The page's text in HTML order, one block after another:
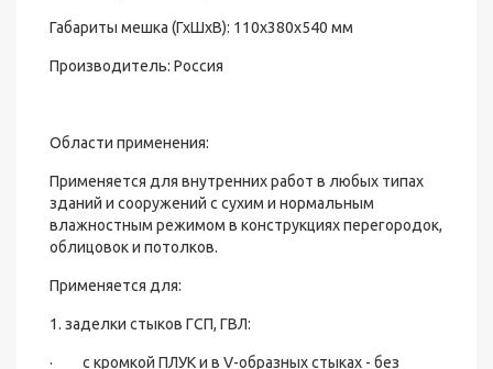
Габариты мешка (ГхШхВ): 110х380х540 мм
Производитель: Россия
Области применения:
Применяется для внутренних работ в любых типах
зданий и сооружений с сухим и нормальным
влажностным режимом в конструкциях перегородок,
облицовок и потолков.
Применяется для:
1. заделки стыков ГСП, ГВЛ:
· с кромкой ПЛУК и в V-образных стыках - без